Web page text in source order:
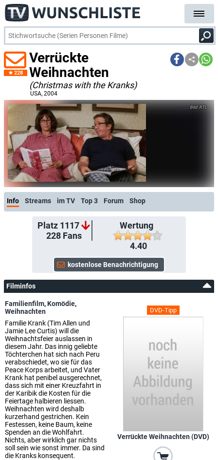
228
Verrückte
Weihnachten
(Christmas with the Kranks)
USA, 2004
RTL
Info Streams im TV Top 3 Forum Shop
Platz 1117
228Fans
Wertung
4.40
Filminfos
DVD-Tipp
Verrückte Weihnachten (DVD)
Familienfilm,Komödie,
Weihnachten
Familie Krank (Tim Allen und
Jamie Lee Curtis) will die
Weihnachtsfeier auslassen in
diesem Jahr. Das innig geliebte
Töchterchen hat sich nach Peru
verabschiedet, wo sie für das
Peace Korps arbeitet, und Vater
Krank hat penibel ausgerechnet,
dass sich mit einer Kreuzfahrt in
der Karibik die Kosten für die
Feiertage halbieren liessen.
Weihnachten wird deshalb
kurzerhand gestrichen. Kein
Festessen, keine Baum, keine
Spenden an die Wohlfahrt.
Nichts, aber wirklich gar nichts
soll sein wie sonst immer. Da sind
die Kranks konsequent.